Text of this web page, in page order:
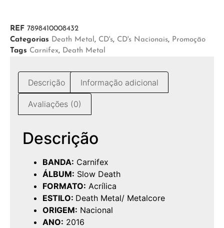
REF 7898410008432
Categorias Death Metal , CD's, CD's Nacionais, Promoção
Tags Carnifex, Death Metal
Descrição Informação adicional
Avaliações (0)
Descrição
BANDA: Carnifex
ÁLBUM: Slow Death
FORMATO: Acrílica
ESTILO: Death Metal/ Metalcore
ORIGEM: Nacional
ANO: 2016